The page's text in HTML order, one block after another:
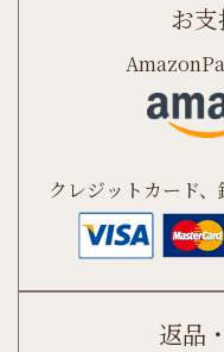
お
クレジットカード、
返品